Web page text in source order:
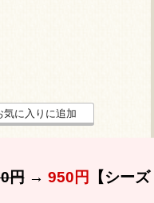
気に入りに追加
円→ 950円
【シーズ